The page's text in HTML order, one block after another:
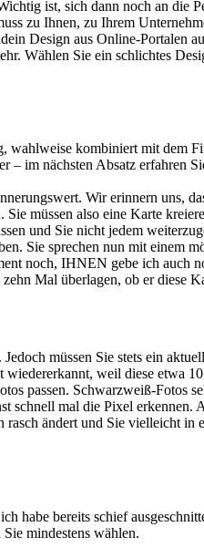
ist, sich dann noch an die
zu Ihnen, zu Ihrem
Design aus Online-Portalen
Wählen Sie ein schlichtes
kombiniert mit dem
– im nächsten Absatz erfahren
Wir erinnern uns,
müssen also eine Karte
und Sie nicht jedem
Sie sprechen nun mit einem
noch, IHNEN gebe ich auch
Mal überlagen, ob er diese
müssen Sie stets ein
weil diese etwa
passen. Schwarzweiß-Fotos
schnell mal die Pixel erkennen.
ändert und Sie vielleicht in
habe bereits schief
mindestens wählen.